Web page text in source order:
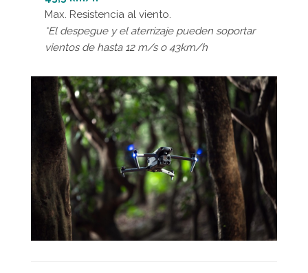
Max. Resistencia al viento.
*El despegue y el aterrizaje pueden soportar
vientos de hasta 12 m/s o 43km/h